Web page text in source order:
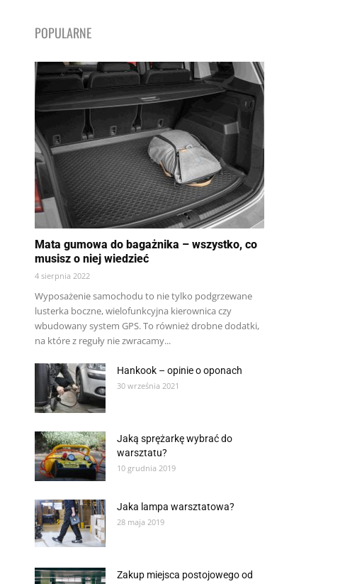
POPULARNE
Mata gumowa do bagażnika – wszystko, co
musisz o niej wiedzieć
4 sierpnia 2022
Wyposażenie samochodu to nie tylko podgrzewane
lusterka boczne, wielofunkcyjna kierownica czy
wbudowany system GPS. To również drobne dodatki,
na które z reguły nie zwracamy...
Hankook – opinie o oponach
30 września 2021
Jaką sprężarkę wybrać do
warsztatu?
10 grudnia 2019
Jaka lampa warsztatowa?
28 maja 2019
Zakup miejsca postojowego od